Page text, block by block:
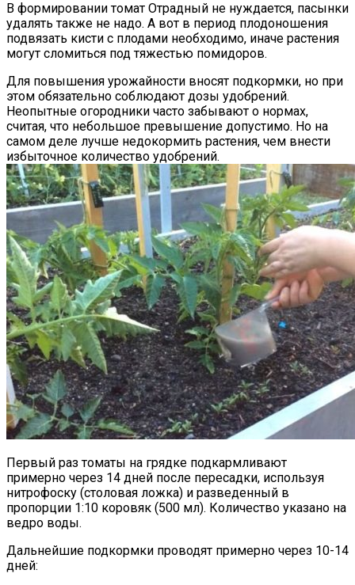
В формировании томат Отрадный не нуждается, пасынки
удалять также не надо. А вот в период плодоношения
подвязать кисти с плодами необходимо, иначе растения
могут сломиться под тяжестью помидоров.
Для повышения урожайности вносят подкормки, но при
этом обязательно соблюдают дозы удобрений.
Неопытные огородники часто забывают о нормах,
считая, что небольшое превышение допустимо. Но на
самом деле лучше недокормить растения, чем внести
избыточное количество удобрений.
Первый раз томаты на грядке подкармливают
примерно через 14 дней после пересадки, используя
нитрофоску (столовая ложка) и разведенный в
пропорции 1:10 коровяк (500 мл). Количество указано на
ведро воды.
Дальнейшие подкормки проводят примерно через 10-14
дней: